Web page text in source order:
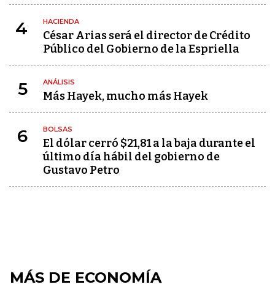
4 HACIENDA
César Arias será el director de Crédito
Público del Gobierno de la Espriella
5 ANÁLISIS
Más Hayek, mucho más Hayek
6 BOLSAS
El dólar cerró $21,81 a la baja durante el
último día hábil del gobierno de
Gustavo Petro
MÁS DE ECONOMÍA